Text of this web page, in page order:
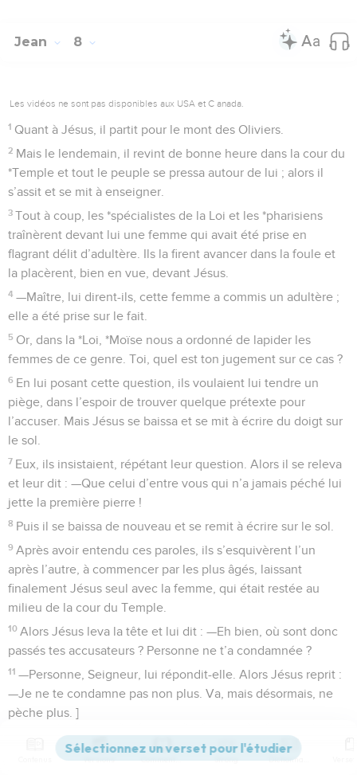
Jean 8
Les vidéos ne sont pas disponibles aux USA et C anada.
1 Quant à Jésus, il partit pour le mont des Oliviers.
2 Mais le lendemain, il revint de bonne heure dans la cour du
*Temple et tout le peuple se pressa autour de lui ; alors il
s’assit et se mit à enseigner.
3 Tout à coup, les *spécialistes de la Loi et les *pharisiens
traînèrent devant lui une femme qui avait été prise en
flagrant délit d’adultère. Ils la firent avancer dans la foule et
la placèrent, bien en vue, devant Jésus.
4 —Maître, lui dirent-ils, cette femme a commis un adultère ;
elle a été prise sur le fait.
5 Or, dans la *Loi, *Moïse nous a ordonné de lapider les
femmes de ce genre. Toi, quel est ton jugement sur ce cas ?
6 En lui posant cette question, ils voulaient lui tendre un
piège, dans l’espoir de trouver quelque prétexte pour
l’accuser. Mais Jésus se baissa et se mit à écrire du doigt sur
le sol.
7 Eux, ils insistaient, répétant leur question. Alors il se releva
et leur dit : —Que celui d’entre vous qui n’a jamais péché lui
jette la première pierre !
8 Puis il se baissa de nouveau et se remit à écrire sur le sol.
9 Après avoir entendu ces paroles, ils s’esquivèrent l’un
après l’autre, à commencer par les plus âgés, laissant
finalement Jésus seul avec la femme, qui était restée au
milieu de la cour du Temple.
10 Alors Jésus leva la tête et lui dit : —Eh bien, où sont donc
passés tes accusateurs ? Personne ne t’a condamnée ?
11 —Personne, Seigneur, lui répondit-elle. Alors Jésus reprit :
—Je ne te condamne pas non plus. Va, mais désormais, ne
pèche plus. ]
Jésus, la lumière du monde
Versions Commentaires Strong